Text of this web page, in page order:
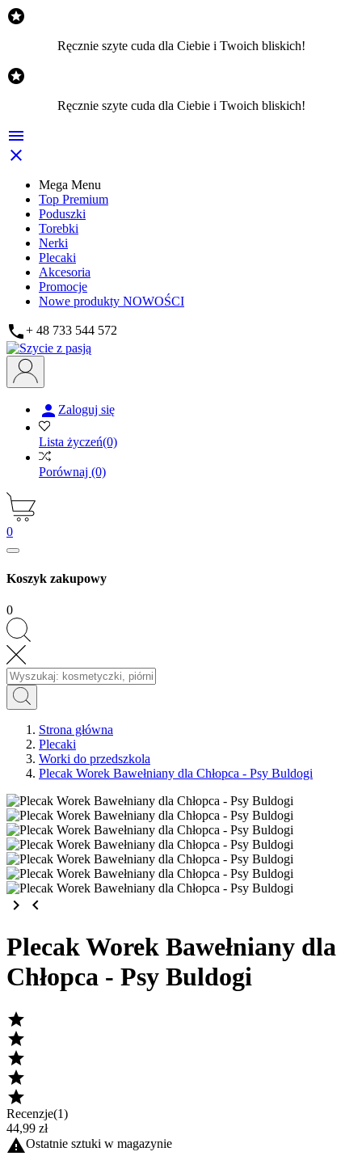

Ręcznie szyte cuda dla Ciebie i Twoich bliskich!

Ręcznie szyte cuda dla Ciebie i Twoich bliskich!


Mega Menu
Top Premium
Poduszki
Torebki
Nerki
Plecaki
Akcesoria
Promocje
Nowe produkty NOWOŚCI
+ 48 733 544 572
 Zaloguj się
Lista życzeń(0)
Porównaj (0)
0
Koszyk zakupowy
0
Strona główna
Plecaki
Worki do przedszkola
Plecak Worek Bawełniany dla Chłopca - Psy Buldogi
keyboard_arrow_right keyboard_arrow_left
Plecak Worek Bawełniany dla
Chłopca - Psy Buldogi





Recenzje(1)
44,99 zł
Ostatnie sztuki w magazynie